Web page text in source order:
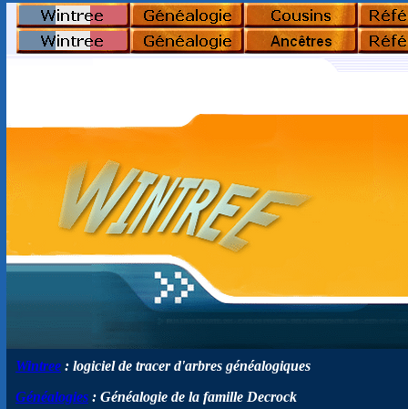
Wintree : logiciel de tracer d'arbres généalogiques
Généalogies : Généalogie de la famille Decrock